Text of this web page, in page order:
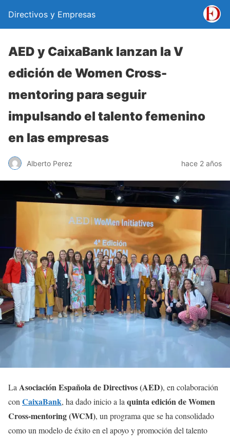
Directivos y Empresas
AED y CaixaBank lanzan la V
edición de Women Cross-
mentoring para seguir
impulsando el talento femenino
en las empresas
Alberto Perez hace 2 años
La Asociación Española de Directivos (AED), en colaboración
con CaixaBank, ha dado inicio a la quinta edición de Women
Cross-mentoring (WCM), un programa que se ha consolidado
como un modelo de éxito en el apoyo y promoción del talento